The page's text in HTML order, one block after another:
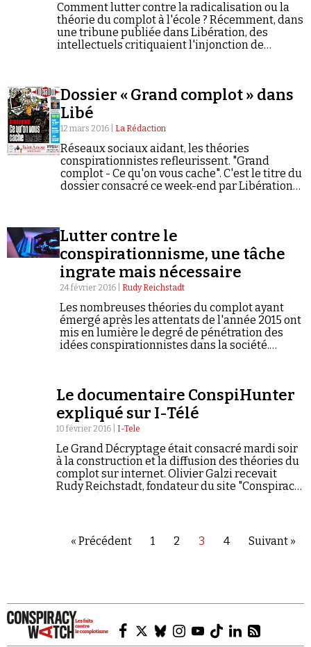
Comment lutter contre la radicalisation ou la
théorie du complot à l'école ? Récemment, dans
une tribune publiée dans Libération, des
intellectuels critiquaient l'injonction de
Dossier « Grand complot » dans
Libé
12 mars 2016 | La Rédaction
Réseaux sociaux aidant, les théories
conspirationnistes refleurissent. "Grand
complot - Ce qu'on vous cache". C'est le titre du
dossier consacré ce week-end par Libération
Lutter contre le
conspirationnisme, une tâche
ingrate mais nécessaire
24 février 2016 | Rudy Reichstadt
Les nombreuses théories du complot ayant
émergé après les attentats de l'année 2015 ont
mis en lumière le degré de pénétration des
idées conspirationnistes dans la société.
Le documentaire ConspiHunter
expliqué sur I-Télé
10 février 2016 | I-Tele
Le Grand Décryptage était consacré mardi soir
à la construction et la diffusion des théories du
complot sur internet. Olivier Galzi recevait
Rudy Reichstadt, fondateur du site "Conspiracy
« Précédent
1 2 3 4 Suivant »